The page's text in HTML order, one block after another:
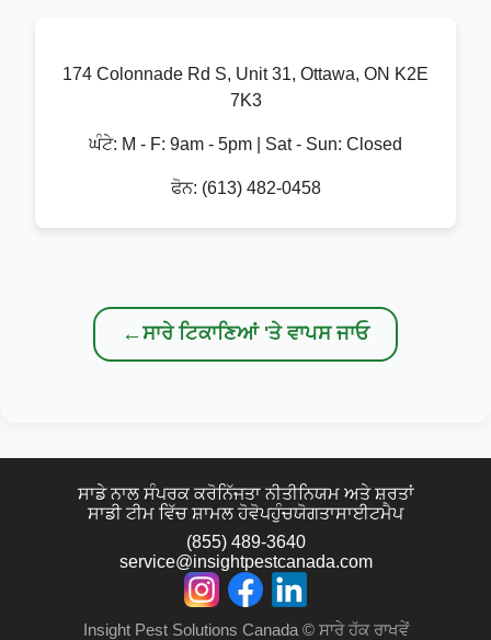
174 Colonnade Rd S, Unit 31, Ottawa, ON K2E
7K3
ਘੰਟੇ: M - F: 9am - 5pm | Sat - Sun: Closed
ਫੋਨ: (613) 482-0458
←ਸਾਰੇ ਟਿਕਾਣਿਆਂ 'ਤੇ ਵਾਪਸ ਜਾਓ
ਸਾਡੇ ਨਾਲ ਸੰਪਰਕ ਕਰੋਨਿੱਜਤਾ ਨੀਤੀਨਿਯਮ ਅਤੇ ਸ਼ਰਤਾਂ
ਸਾਡੀ ਟੀਮ ਵਿੱਚ ਸ਼ਾਮਲ ਹੋਵੋਪਹੁੰਚਯੋਗਤਾਸਾਈਟਮੈਪ
(855) 489-3640
service@insightpestcanada.com
Insight Pest Solutions Canada © ਸਾਰੇ ਹੱਕ ਰਾਖਵੇਂ